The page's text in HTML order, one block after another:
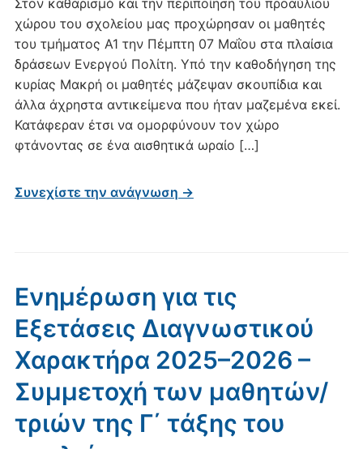
Στον καθαρισμό και την περιποίηση του προαύλιου
χώρου του σχολείου μας προχώρησαν οι μαθητές
του τμήματος Α1 την Πέμπτη 07 Μαΐου στα πλαίσια
δράσεων Ενεργού Πολίτη. Υπό την καθοδήγηση της
κυρίας Μακρή οι μαθητές μάζεψαν σκουπίδια και
άλλα άχρηστα αντικείμενα που ήταν μαζεμένα εκεί.
Κατάφεραν έτσι να ομορφύνουν τον χώρο
φτάνοντας σε ένα αισθητικά ωραίο […]
Συνεχίστε την ανάγνωση →
Ενημέρωση για τις
Εξετάσεις Διαγνωστικού
Χαρακτήρα 2025–2026 –
Συμμετοχή των μαθητών/
τριών της Γ΄ τάξης του